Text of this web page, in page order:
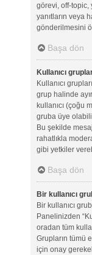
görevi, off-topic,
yanıtların veya
gönderilmesini
Başa dön
Kullanıcı
Kullanıcı
grup halinde
kullanıcı (çoğu
gruba üye
Bu şekilde
rahatlıkla
gibi yetkiler
Başa dön
Bir kullanıcı
Bir kullanıcı
Panelinizden
oradan tüm
Grupların tümü
için onay